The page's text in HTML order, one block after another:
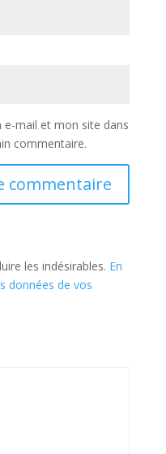
mail et mon site dans
commentaire.
les indésirables. En
données de vos